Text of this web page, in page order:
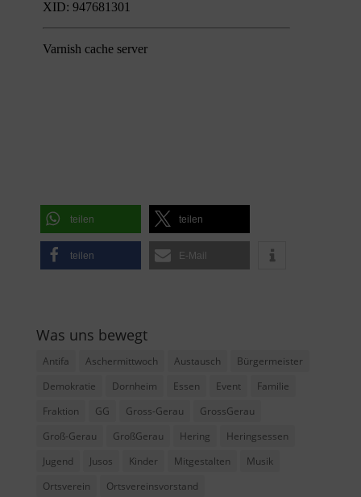
teilen teilen
teilen E-Mail
Was uns bewegt
Antifa Aschermittwoch Austausch
Bürgermeister
Demokratie
Dornheim Essen Event
Familie
Fraktion
GG Gross-Gerau
GrossGerau
Groß-Gerau
GroßGerau Hering
Heringsessen
Jugend
Jusos Kinder Mitgestalten
Musik
Ortsverein
Ortsvereinsvorstand